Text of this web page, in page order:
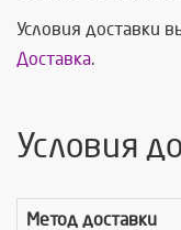
Условия доставки
Доставка.
Условия
Метод доставки